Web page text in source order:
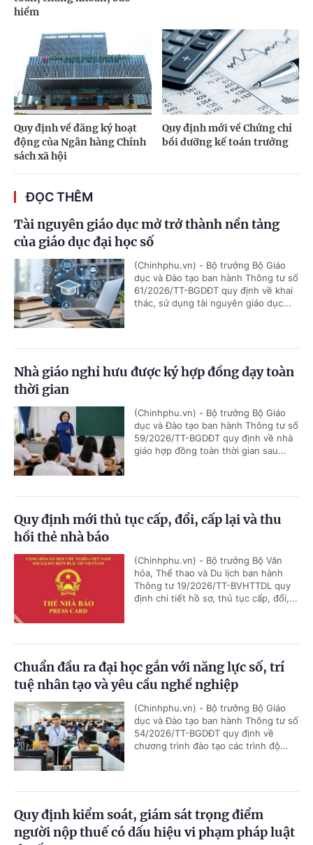
hiểm
Quy định về đăng ký hoạt
động của Ngân hàng Chính
sách xã hội
Quy định mới về Chứng chỉ
bồi dưỡng kế toán trưởng
ĐỌC THÊM
Tài nguyên giáo dục mở trở thành nền tảng
của giáo dục đại học số
(Chinhphu.vn) - Bộ trưởng Bộ Giáo
dục và Đào tạo ban hành Thông tư số
61/2026/TT-BGDĐT quy định về khai
thác, sử dụng tài nguyên giáo dục...
Nhà giáo nghỉ hưu được ký hợp đồng dạy toàn
thời gian
(Chinhphu.vn) - Bộ trưởng Bộ Giáo
dục và Đào tạo ban hành Thông tư số
59/2026/TT-BGDĐT quy định về nhà
giáo hợp đồng toàn thời gian sau...
Quy định mới thủ tục cấp, đổi, cấp lại và thu
hồi thẻ nhà báo
(Chinhphu.vn) - Bộ trưởng Bộ Văn
hóa, Thể thao và Du lịch ban hành
Thông tư 19/2026/TT-BVHTTDL quy
định chi tiết hồ sơ, thủ tục cấp, đổi,...
Chuẩn đầu ra đại học gắn với năng lực số, trí
tuệ nhân tạo và yêu cầu nghề nghiệp
(Chinhphu.vn) - Bộ trưởng Bộ Giáo
dục và Đào tạo ban hành Thông tư số
54/2026/TT-BGDĐT quy định về
chương trình đào tạo các trình độ...
Quy định kiểm soát, giám sát trọng điểm
người nộp thuế có dấu hiệu vi phạm pháp luật